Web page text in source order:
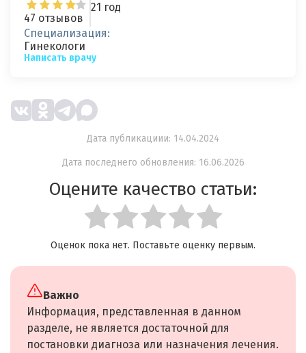
47 отзывов
21 год
Специализация:
Гинекологи
Написать врачу
Дата публикациии: 14.04.2024
Дата последнего обновления: 16.06.2026
Оцените качество статьи:
Оценок пока нет. Поставьте оценку первым.
Важно
Информация, представленная в данном
разделе, не является достаточной для
постановки диагноза или назначения лечения.